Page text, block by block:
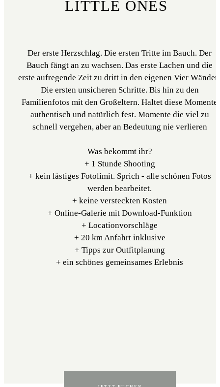
LITTLE ONES
Der erste Herzschlag. Die ersten Tritte im Bauch. Der
Bauch fängt an zu wachsen. Das erste Lachen und die
erste aufregende Zeit zu dritt in den eigenen Vier
Die ersten unsicheren Schritte. Bis hin zu den
Familienfotos mit den Großeltern. Haltet diese Momente
authentisch und natürlich fest. Momente die viel zu
schnell vergehen, aber an Bedeutung nie verlieren
Was bekommt ihr?
+ 1 Stunde Shooting
+ kein lästiges Fotolimit. Sprich - alle schönen Fotos
werden bearbeitet.
+ keine versteckten Kosten
+ Online-Galerie mit Download-Funktion
+ Locationvorschläge
+ 20 km Anfahrt inklusive
+ Tipps zur Outfitplanung
+ ein schönes gemeinsames Erlebnis